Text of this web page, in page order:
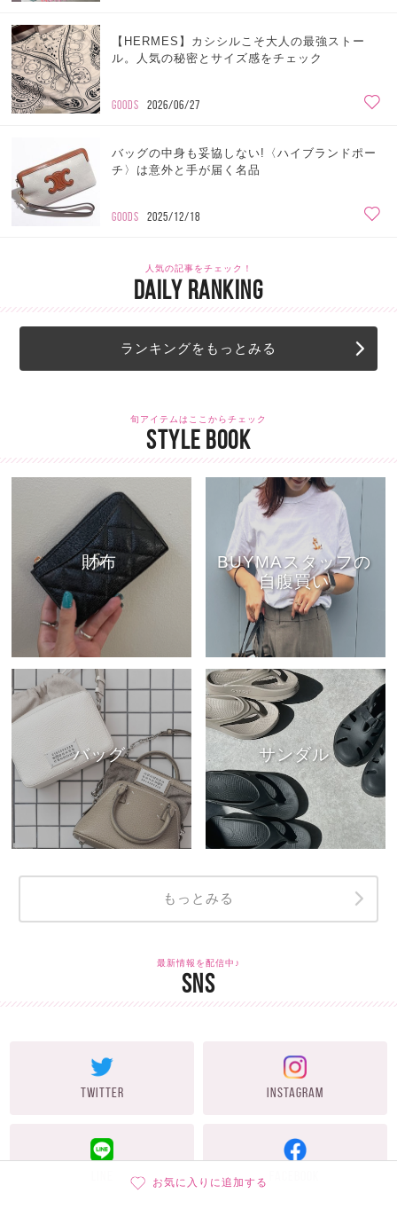
お気に入りに追加する
【HERMES】カシシルこそ大人の最強ストー
ル。人気の秘密とサイズ感をチェック
GOODS 2026/06/27
バッグの中身も妥協しない!〈ハイブランドポー
チ〉は意外と手が届く名品
GOODS 2025/12/18
人気の記事をチェック！
DAILY RANKING
ランキングをもっとみる
旬アイテムはここからチェック
STYLE BOOK
財布
BUYMAスタッフの
自腹買い
バッグ サンダル
もっとみる
最新情報を配信中♪
SNS
TWITTER INSTAGRAM